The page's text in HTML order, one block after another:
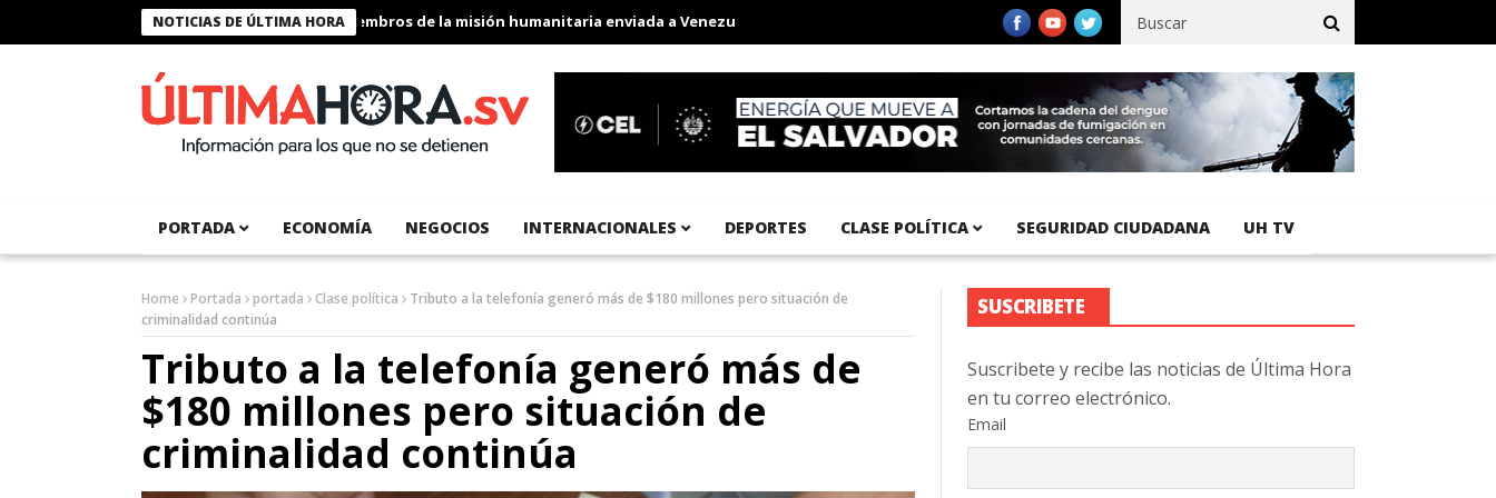
NOTICIAS DE ÚLTIMA HORA
Presidente Bukele condecora a miembros de la misión humanitaria enviada a Venezuela Aeropuerto Internacional del Pacífico registra 92 % de avance en obras de terracería
PORTADA ECONOMÍA NEGOCIOS INTERNACIONALES DEPORTES CLASE POLÍTICA SEGURIDAD CIUDADANA UH TV
Home Portada portada Clase política
Tributo a la telefonía generó más de $180 millones pero situación de
criminalidad continúa
Tributo a la telefonía generó más de
$180 millones pero situación de
criminalidad continúa
SUSCRIBETE
Suscribete y recibe las noticias de Última Hora
en tu correo electrónico.
Email